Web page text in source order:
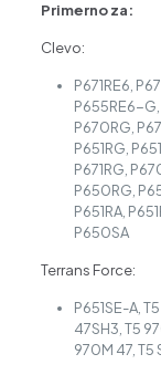
Primerno za:
Clevo:
P671RE6,
P655RE6-G,
P670RG,
P651RG,
P671RG,
P650RG,
P651RA,
P650SA
Terrans Force:
P651SE-A,
47SH3, T5
970M 47, T5